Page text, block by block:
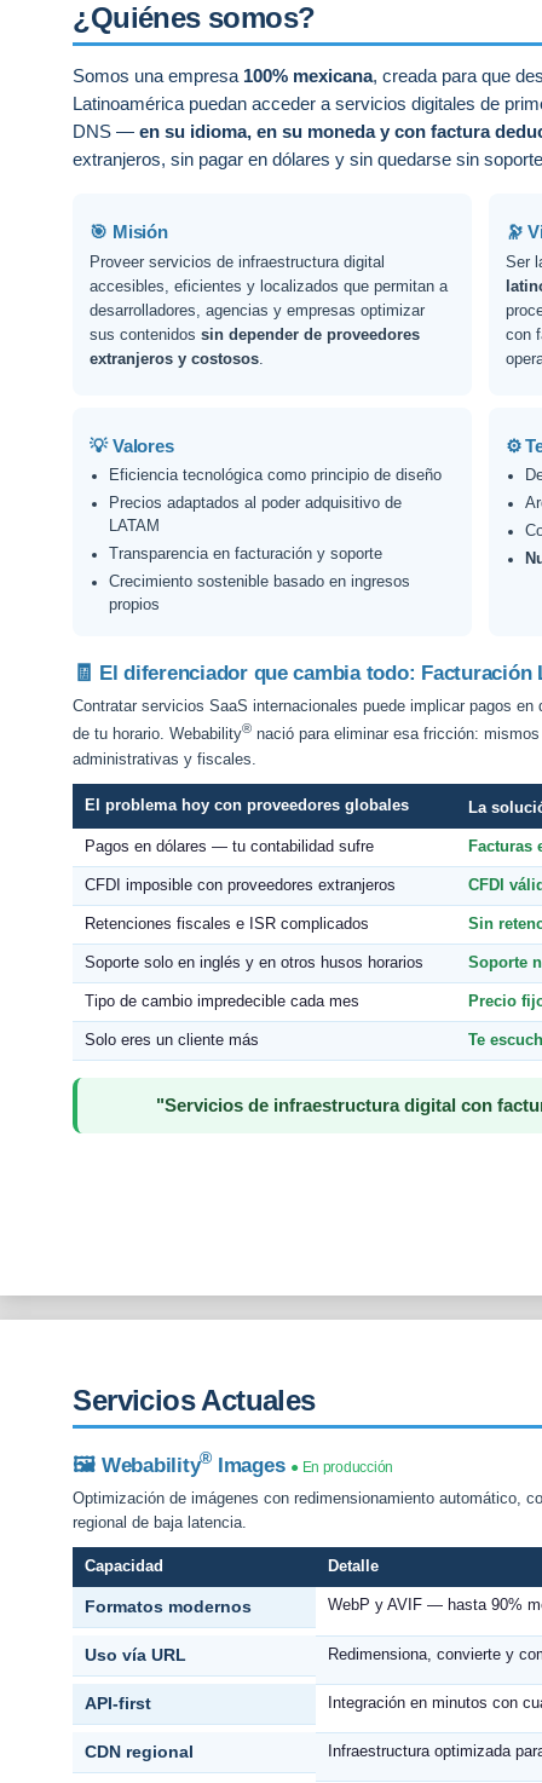
¿Quiénes somos?
Somos una empresa 100% mexicana, creada para que
Latinoamérica puedan acceder a servicios digitales de
DNS —en su idioma, en su moneda y con factura
extranjeros, sin pagar en dólares y sin quedarse sin
🎯 Misión
Proveer servicios de infraestructura digital
accesibles, eficientes y localizados que permitan a
desarrolladores, agencias y empresas optimizar
sus contenidossin depender de proveedores
extranjeros y costosos.
🔭
Ser
con
💡 Valores
Eficiencia tecnológica como principio de diseño
Precios adaptados al poder adquisitivo de
LATAM
Transparencia en facturación y soporte
Crecimiento sostenible basado en ingresos
propios
⚙️
🧾 El diferenciador que cambia todo: Facturación
Contratar servicios SaaS internacionales puede implicar pagos
de tu horario. Webability® nació para eliminar esa fricción:
administrativas y fiscales.
El problema hoy con proveedores globales La
Pagos en dólares — tu contabilidad sufre Facturas
CFDI imposible con proveedores extranjeros CFDI
Retenciones fiscales e ISR complicados Sin
Soporte solo en inglés y en otros husos horarios Soporte
Tipo de cambio impredecible cada mes Precio
Solo eres un cliente más Te
"Servicios de infraestructura digital con
Servicios Actuales
🖼 Webability® Images ● En producción
Optimización de imágenes con redimensionamiento automático,
regional de baja latencia.
Capacidad Detalle
Formatos modernos WebP y AVIF — hasta 90%
Uso vía URL Redimensiona, convierte y
API-first Integración en minutos con
CDN regional Infraestructura optimizada